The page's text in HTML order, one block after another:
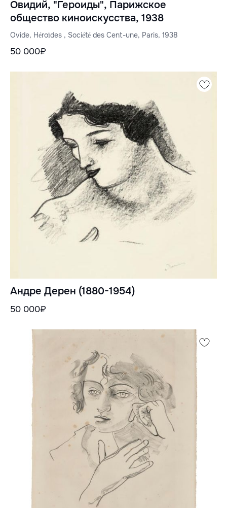
Овидий, "Героиды", Парижское
общество киноискусства, 1938
Ovide, Héroïdes , Société des Cent-une, Paris, 1938
50 000₽
Андре Дерен (1880-1954)
50 000₽